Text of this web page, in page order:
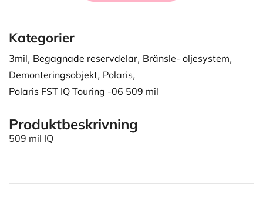
Kategorier
3mil, Begagnade reservdelar, Bränsle- oljesystem,
Demonteringsobjekt, Polaris,
Polaris FST IQ Touring -06 509 mil
Produktbeskrivning
509 mil IQ